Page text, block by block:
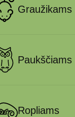
Graužikams
Paukščiams
Ropliams